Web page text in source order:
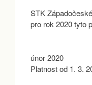
STK
pro rok 2020 tyto
únor 2020
Platnost od 1. 3.